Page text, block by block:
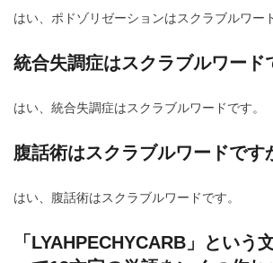
はい、ポドゾリゼーションはスクラブルワー
統合失調症はスクラブルワード
はい、統合失調症はスクラブルワードです。
腹話術はスクラブルワードです
はい、腹話術はスクラブルワードです。
「LYAHPECHYCARB」という